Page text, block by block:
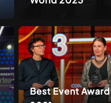
Best Event Award